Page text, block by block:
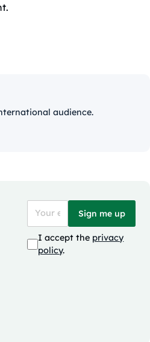
audience.
Sign me up
I accept the privacy
policy.